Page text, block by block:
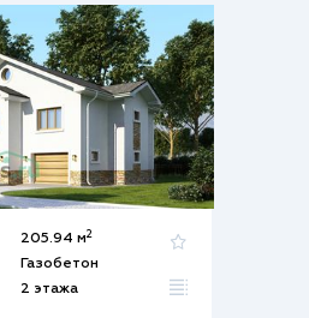
205.94 м2
Газобетон
2 этажа